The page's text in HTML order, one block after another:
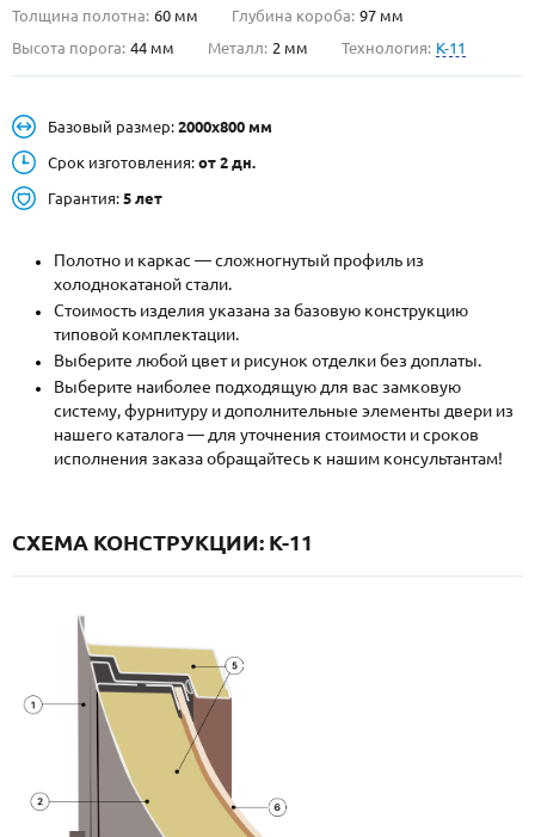
Металлические двери от производителя с доставкой и установкой в
Москве и МО
НАЙТИ:
+7 (495) 411-44-41
INFO@META-M.RU
ЗАПРОСИТЬ РАСЧЕТ
Каталог Распродажа Как купить
Записаться на замер
Толщина полотна: 60 мм Глубина короба: 97 мм
Высота порога: 44 мм Металл: 2 мм Технология: K-11
Базовый размер: 2000х800 мм
Срок изготовления: от 2 дн.
Гарантия: 5 лет
Полотно и каркас — сложногнутый профиль из
холоднокатаной стали.
Стоимость изделия указана за базовую конструкцию
типовой комплектации.
Выберите любой цвет и рисунок отделки без доплаты.
Выберите наиболее подходящую для вас замковую
систему, фурнитуру и дополнительные элементы двери из
нашего каталога — для уточнения стоимости и сроков
исполнения заказа обращайтесь к нашим консультантам!
СХЕМА КОНСТРУКЦИИ: K-11